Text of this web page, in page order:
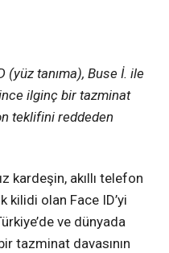
(yüz tanıma), Buse İ. ile
ilginç bir tazminat
teklifini reddeden
kardeşin, akıllı telefon
kilidi olan Face ID’yi
ve dünyada
tazminat davasının